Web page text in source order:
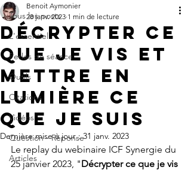
Tous les posts
L'essentiel
Perles de séance
Outils
Citations
Vidéos
Question - Réponse
Articles
Décrypter ce
que je vis et
mettre en
lumière ce
que je suis
Benoit Aymonier
28 janv. 2023 1 min de lecture
Dernière mise à jour :31 janv. 2023
Le replay du webinaire ICF Synergie du
25 janvier 2023, "Décrypter ce que je vis